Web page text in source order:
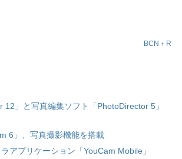
BCN＋R
」と写真編集ソフト「PhotoDirector 5」
6」、写真撮影機能を搭載
アプリケーション「YouCam Mobile」